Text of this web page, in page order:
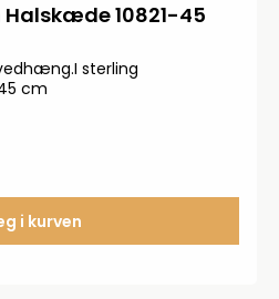
10821-45
sterling
cm
i kurven